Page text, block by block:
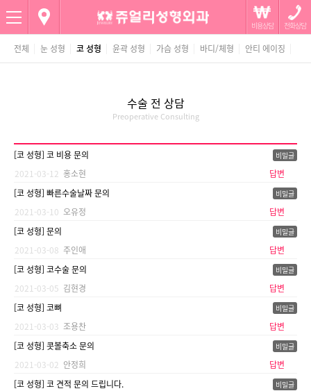
Menu
전체 눈 성형 코 성형 윤곽 성형 가슴 성형 바디/체형 안티 에이징
[코 성형] 코 비용 문의
2021-03-12 홍소현
답변
[코 성형] 빠른수술날짜 문의
2021-03-10 오유정
답변
[코 성형] 문의
2021-03-08 주인애
답변
[코 성형] 코수술 문의
2021-03-05 김현경
답변
[코 성형] 코뼈
2021-03-03 조용찬
답변
[코 성형] 콧볼축소 문의
2021-03-02 안정희
답변
[코 성형] 코 견적 문의 드립니다.